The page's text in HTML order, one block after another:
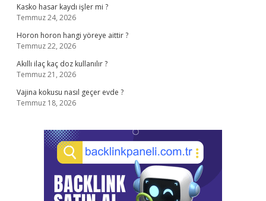
Kasko hasar kaydı işler mi ?
Temmuz 24, 2026
Horon horon hangi yöreye aittir ?
Temmuz 22, 2026
Akıllı ilaç kaç doz kullanılır ?
Temmuz 21, 2026
Vajina kokusu nasıl geçer evde ?
Temmuz 18, 2026